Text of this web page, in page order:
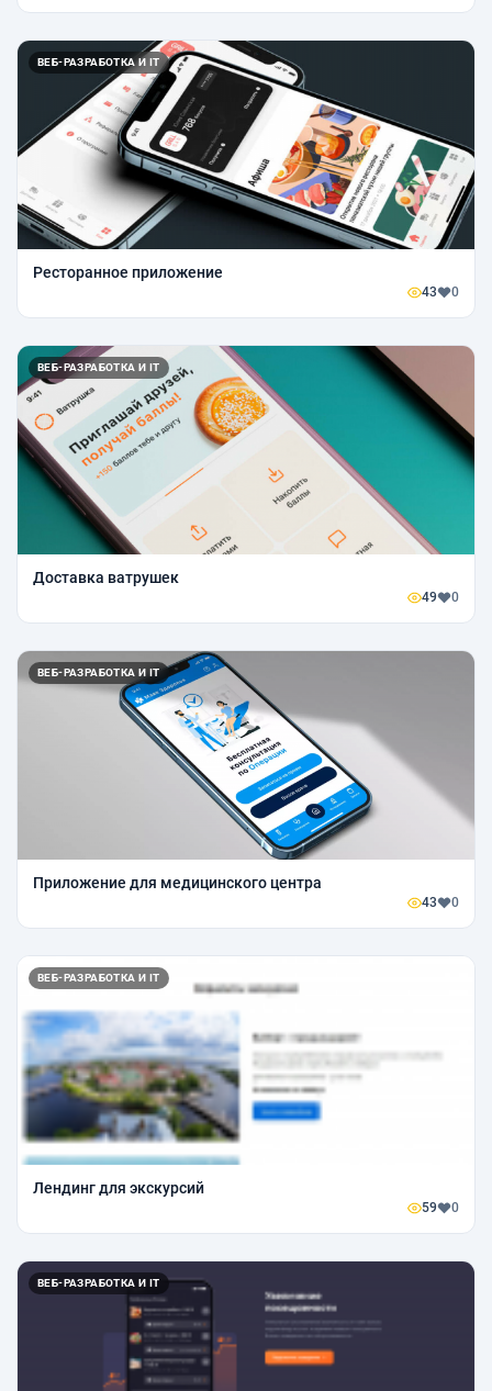
ВЕБ-РАЗРАБОТКА И IT
Ресторанное приложение
43 0
ВЕБ-РАЗРАБОТКА И IT
Доставка ватрушек
49 0
ВЕБ-РАЗРАБОТКА И IT
Приложение для медицинского центра
43 0
ВЕБ-РАЗРАБОТКА И IT
Лендинг для экскурсий
59 0
ВЕБ-РАЗРАБОТКА И IT